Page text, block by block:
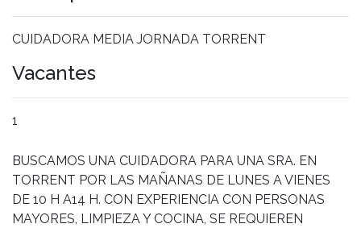
CUIDADORA MEDIA JORNADA TORRENT
Vacantes
1
BUSCAMOS UNA CUIDADORA PARA UNA SRA. EN
TORRENT POR LAS MAÑANAS DE LUNES A VIENES
DE 10 H A14 H. CON EXPERIENCIA CON PERSONAS
MAYORES, LIMPIEZA Y COCINA, SE REQUIEREN